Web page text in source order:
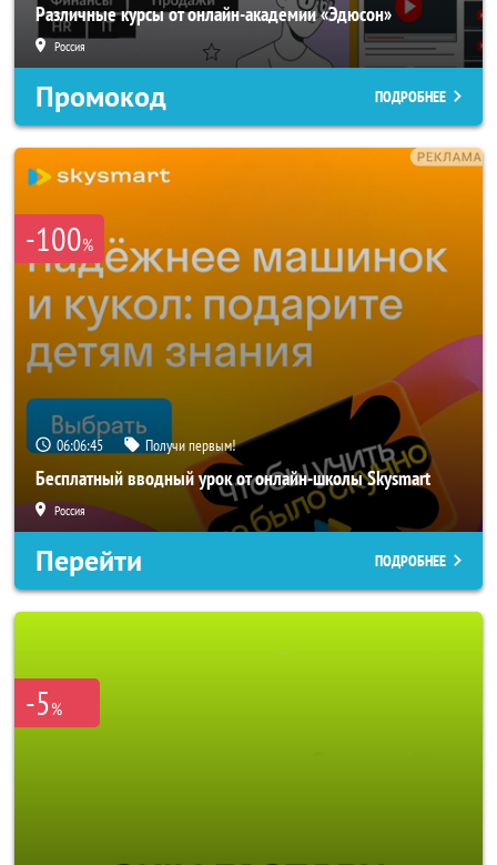
Различные курсы от онлайн-академии «Эдюсон»
Россия
Промокод ПОДРОБНЕЕ
-100%
06:06:44 Получи первым!
Бесплатный вводный урок от онлайн-школы Skysmart
Россия
Перейти ПОДРОБНЕЕ
-5%